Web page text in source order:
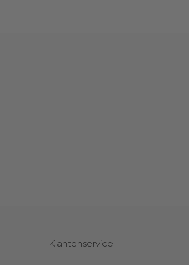
Klantenservice